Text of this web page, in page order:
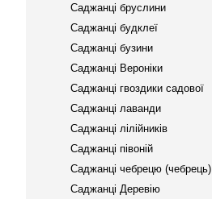
Саджанці бруслини
Саджанці будклеї
Саджанці бузини
Саджанці Вероніки
Саджанці гвоздики садової
Саджанці лаванди
Саджанці лілійників
Саджанці півоній
Саджанці чебрецю (чебрець)
Саджанці Деревію